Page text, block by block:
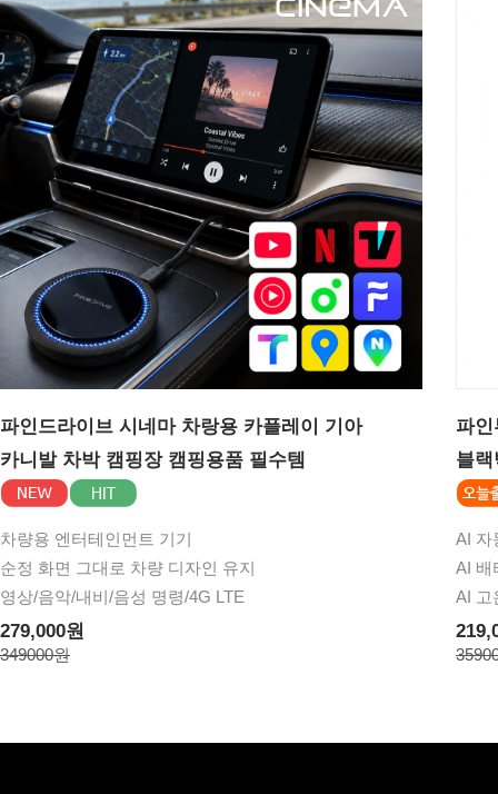
파인드라이브 시네마 차랑용 카플레이 기아
카니발 차박 캠핑장 캠핑용품 필수템
차량용 엔터테인먼트 기기
순정 화면 그대로 차량 디자인 유지
영상/음악/내비/음성 명령/4G LTE
279,000원
349000원
파
블
AI 자
AI 배
AI 고